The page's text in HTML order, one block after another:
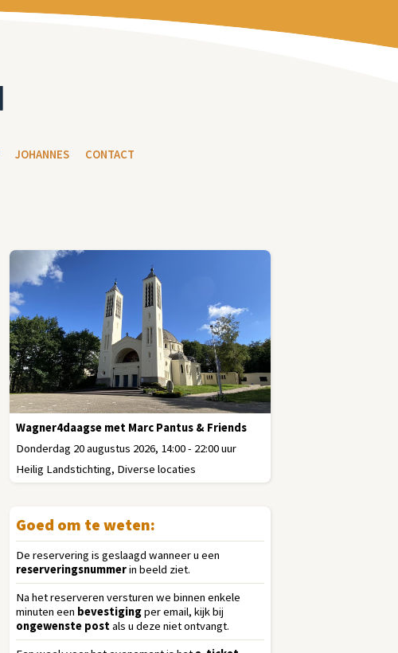
JOHANNES CONTACT
Wagner4daagse met Marc Pantus & Friends
Donderdag 20 augustus 2026, 14:00 - 22:00 uur
Heilig Landstichting, Diverse locaties
Goed om te weten:
De reservering is geslaagd wanneer u een
reserveringsnummerin beeld ziet.
Na het reserveren versturen we binnen enkele
minuten een bevestigingper email, kijk bij
ongewenste postals u deze niet ontvangt.